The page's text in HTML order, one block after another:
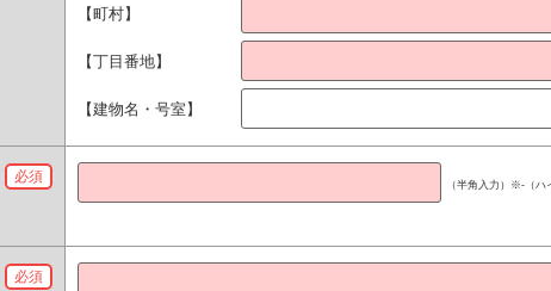
【町村】
【丁目番地】
【建物名・号室】
必須 （半角入力） ※-（ハ
必須